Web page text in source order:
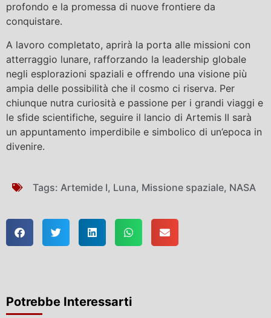
profondo e la promessa di nuove frontiere da
conquistare.
A lavoro completato, aprirà la porta alle missioni con
atterraggio lunare, rafforzando la leadership globale
negli esplorazioni spaziali e offrendo una visione più
ampia delle possibilità che il cosmo ci riserva. Per
chiunque nutra curiosità e passione per i grandi viaggi e
le sfide scientifiche, seguire il lancio di Artemis II sarà
un appuntamento imperdibile e simbolico di un’epoca in
divenire.
Tags: Artemide I, Luna, Missione spaziale, NASA
Potrebbe Interessarti